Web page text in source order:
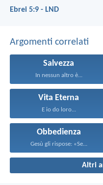
Ebrei 5:9 - LND
Argomenti correlati
Salvezza
In nessun altro è...
Vita Eterna
E io do loro...
Obbedienza
Gesù gli rispose: «Se...
Altri